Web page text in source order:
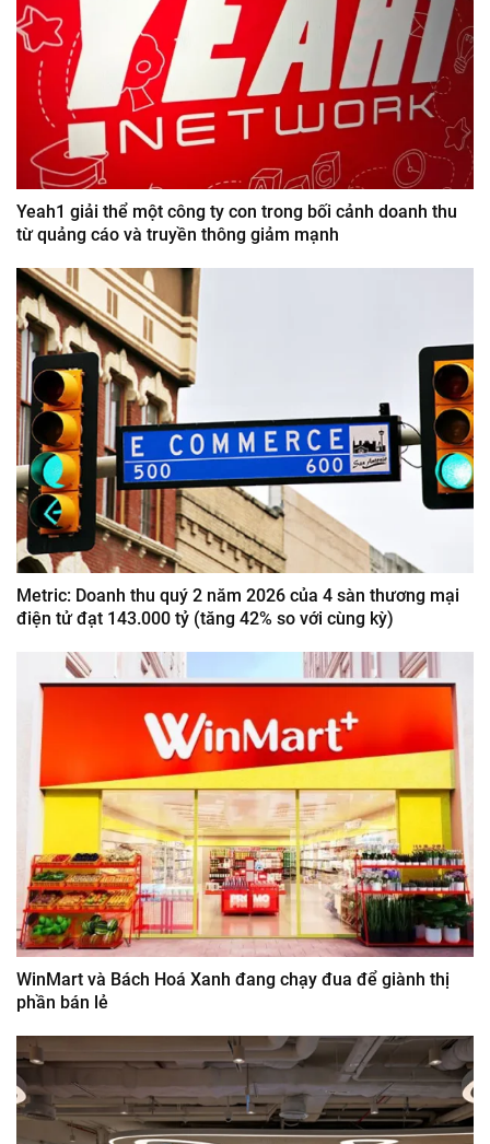
Yeah1 giải thể một công ty con trong bối cảnh doanh thu
từ quảng cáo và truyền thông giảm mạnh
Metric: Doanh thu quý 2 năm 2026 của 4 sàn thương mại
điện tử đạt 143.000 tỷ (tăng 42% so với cùng kỳ)
WinMart và Bách Hoá Xanh đang chạy đua để giành thị
phần bán lẻ